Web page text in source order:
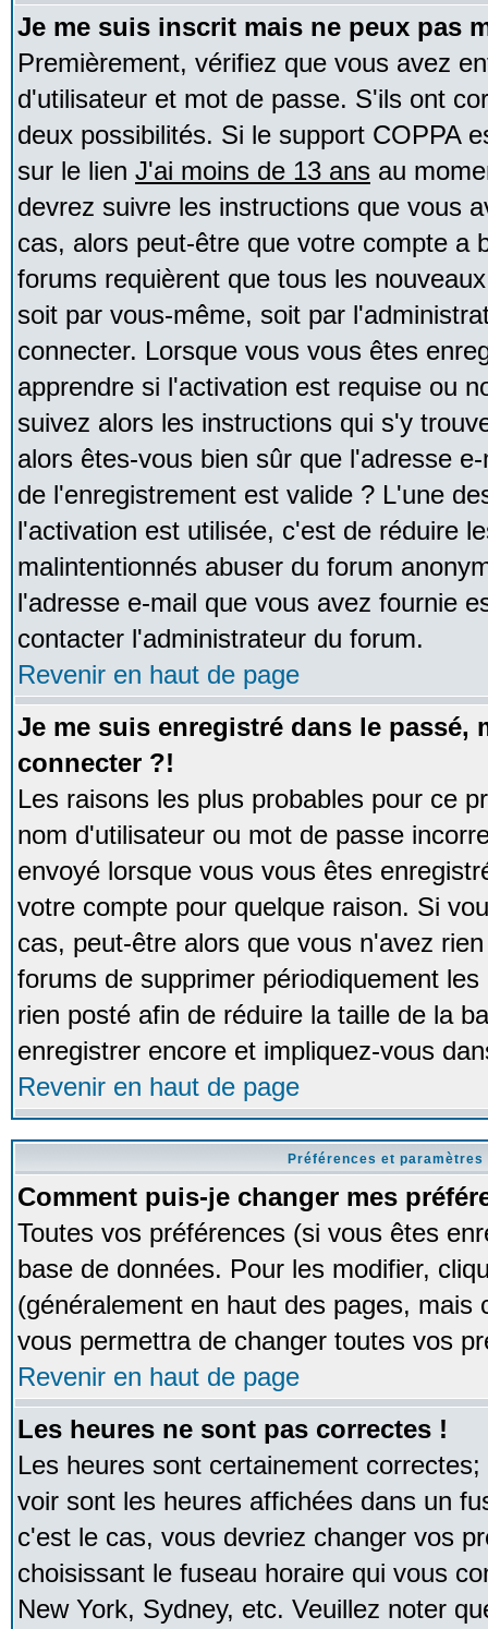
Je me suis inscrit mais ne peux pas
Premièrement, vérifiez que vous avez
d'utilisateur et mot de passe. S'ils ont
deux possibilités. Si le support COPPA
sur le lien J'ai moins de 13 ans au
devrez suivre les instructions que vous
cas, alors peut-être que votre compte a
forums requièrent que tous les
soit par vous-même, soit par
connecter. Lorsque vous vous êtes
apprendre si l'activation est requise ou
suivez alors les instructions qui s'y
alors êtes-vous bien sûr que l'adresse
de l'enregistrement est valide ? L'une
l'activation est utilisée, c'est de réduire
malintentionnés abuser du forum
l'adresse e-mail que vous avez fournie
contacter l'administrateur du forum.
Revenir en haut de page
Je me suis enregistré dans le passé,
connecter ?!
Les raisons les plus probables pour ce
nom d'utilisateur ou mot de passe
envoyé lorsque vous vous êtes
votre compte pour quelque raison. Si
cas, peut-être alors que vous n'avez
forums de supprimer périodiquement
rien posté afin de réduire la taille de la
enregistrer encore et impliquez-vous
Revenir en haut de page
Préférences et
Comment puis-je changer mes
Toutes vos préférences (si vous êtes
base de données. Pour les modifier,
(généralement en haut des pages,
vous permettra de changer toutes vos
Revenir en haut de page
Les heures ne sont pas correctes !
Les heures sont certainement
voir sont les heures affichées dans un
c'est le cas, vous devriez changer vos
choisissant le fuseau horaire qui vous
New York, Sydney, etc. Veuillez noter